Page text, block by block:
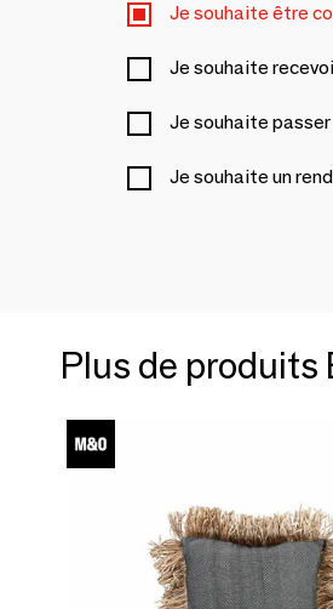
Je souhaite être
Je souhaite
Je souhaite
Je souhaite un
Plus de produits